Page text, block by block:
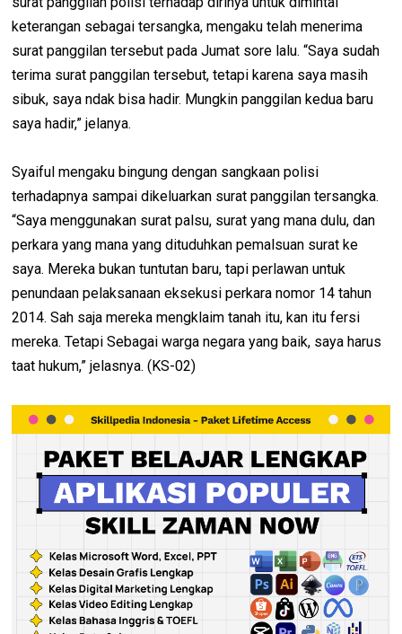
keterangan sebagai tersangka, mengaku telah menerima
surat panggilan tersebut pada Jumat sore lalu. “Saya sudah
terima surat panggilan tersebut, tetapi karena saya masih
sibuk, saya ndak bisa hadir. Mungkin panggilan kedua baru
saya hadir,” jelanya.
Syaiful mengaku bingung dengan sangkaan polisi
terhadapnya sampai dikeluarkan surat panggilan tersangka.
“Saya menggunakan surat palsu, surat yang mana dulu, dan
perkara yang mana yang dituduhkan pemalsuan surat ke
saya. Mereka bukan tuntutan baru, tapi perlawan untuk
penundaan pelaksanaan eksekusi perkara nomor 14 tahun
2014. Sah saja mereka mengklaim tanah itu, kan itu fersi
mereka. Tetapi Sebagai warga negara yang baik, saya harus
taat hukum,” jelasnya. (KS-02)